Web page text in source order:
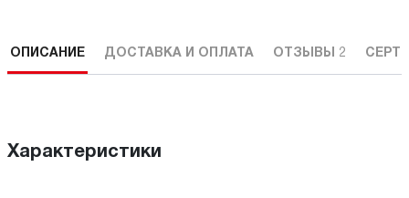
ОПИСАНИЕ ДОСТАВКА И ОПЛАТА ОТЗЫВЫ 2
Характеристики